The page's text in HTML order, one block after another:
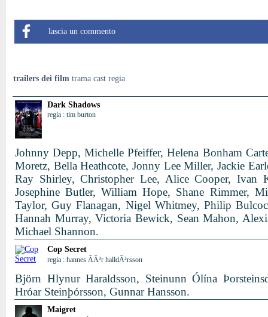
lascia un commento
trailers dei film trama cast regia
Dark Shadows
regia : tim burton
Johnny Depp, Michelle Pfeiffer, Helena Bonham
Moretz, Bella Heathcote, Jonny Lee Miller, Jackie
Ray Shirley, Christopher Lee, Alice Cooper, Ivan
Josephine Butler, William Hope, Shane Rimmer,
Taylor, Guy Flanagan, Nigel Whitmey, Philip
Hannah Murray, Victoria Bewick, Sean Mahon,
Michael Shannon.
Cop Secret
regia : hannes ÃÃ³r halldÃ³rsson
Björn Hlynur Haraldsson, Steinunn Ólína
Hróar Steinþórsson, Gunnar Hansson.
Maigret